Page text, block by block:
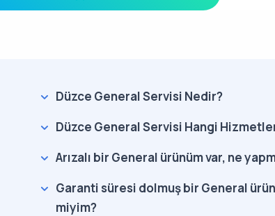
Düzce General Servisi Nedir?
Düzce General Servisi Hangi
Arızalı bir General ürünüm var, ne
Garanti süresi dolmuş bir General
miyim?